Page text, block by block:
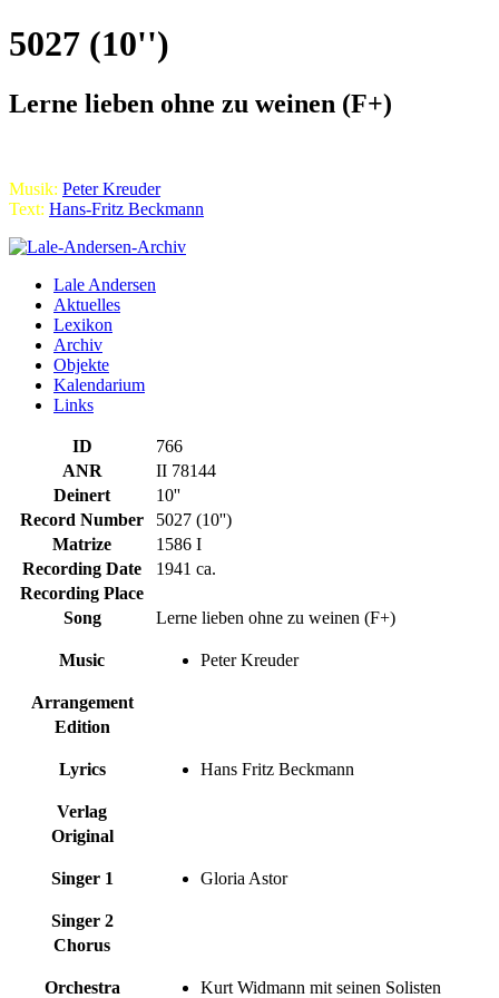
5027 (10'')
Lerne lieben ohne zu weinen (F+)
Musik: Peter Kreuder
Text: Hans-Fritz Beckmann
Lale Andersen
Aktuelles
Lexikon
Archiv
Objekte
Kalendarium
Links
ID
766
ANR
II 78144
Deinert
10''
Record Number
5027 (10'')
Matrize
1586 I
Recording Date
1941 ca.
Recording Place
Song
Lerne lieben ohne zu weinen (F+)
Music Peter Kreuder
Arrangement
Edition
Lyrics Hans Fritz Beckmann
Verlag
Original
Singer 1 Gloria Astor
Singer 2
Chorus
Orchestra Kurt Widmann mit seinen Solisten